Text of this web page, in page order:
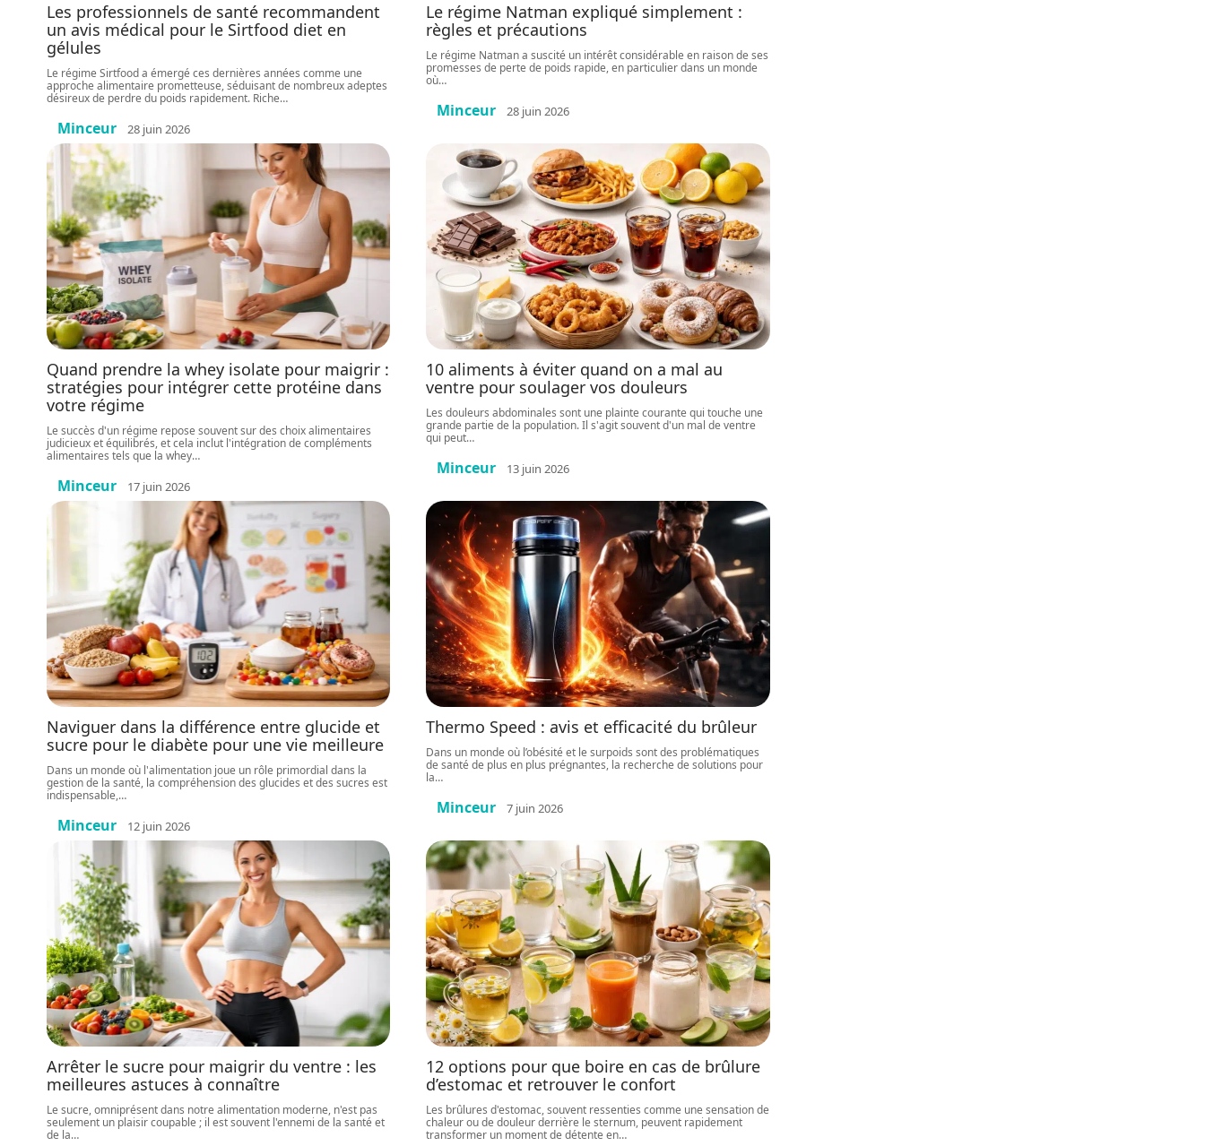
Les professionnels de santé recommandent
un avis médical pour le Sirtfood diet en
gélules
Le régime Sirtfood a émergé ces dernières années comme une
approche alimentaire prometteuse, séduisant de nombreux adeptes
désireux de perdre du poids rapidement. Riche…
Minceur 28 juin 2026
Le régime Natman expliqué simplement :
règles et précautions
Le régime Natman a suscité un intérêt considérable en raison de ses
promesses de perte de poids rapide, en particulier dans un monde
où…
Minceur 28 juin 2026
Quand prendre la whey isolate pour maigrir :
stratégies pour intégrer cette protéine dans
votre régime
Le succès d'un régime repose souvent sur des choix alimentaires
judicieux et équilibrés, et cela inclut l'intégration de compléments
alimentaires tels que la whey…
Minceur 17 juin 2026
10 aliments à éviter quand on a mal au
ventre pour soulager vos douleurs
Les douleurs abdominales sont une plainte courante qui touche une
grande partie de la population. Il s'agit souvent d'un mal de ventre
qui peut…
Minceur 13 juin 2026
Naviguer dans la différence entre glucide et
sucre pour le diabète pour une vie meilleure
Dans un monde où l'alimentation joue un rôle primordial dans la
gestion de la santé, la compréhension des glucides et des sucres est
indispensable,…
Minceur 12 juin 2026
Thermo Speed : avis et efficacité du brûleur
Dans un monde où l’obésité et le surpoids sont des problématiques
de santé de plus en plus prégnantes, la recherche de solutions pour
la…
Minceur 7 juin 2026
Arrêter le sucre pour maigrir du ventre : les
meilleures astuces à connaître
Le sucre, omniprésent dans notre alimentation moderne, n'est pas
seulement un plaisir coupable ; il est souvent l'ennemi de la santé et
de la…
12 options pour que boire en cas de brûlure
d’estomac et retrouver le confort
Les brûlures d'estomac, souvent ressenties comme une sensation de
chaleur ou de douleur derrière le sternum, peuvent rapidement
transformer un moment de détente en…